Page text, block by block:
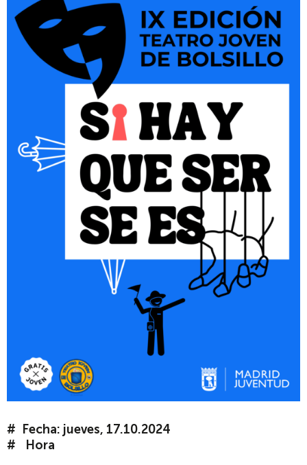
Fecha: jueves, 17.10.2024
Hora